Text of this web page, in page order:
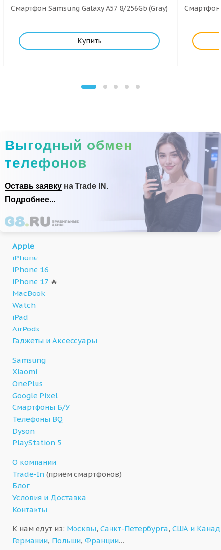
Смартфон Samsung Galaxy A57 8/256Gb (Gray)
Купить
Смартфон
Выгодный обмен
телефонов
Оставь заявку на Trade IN.
Подробнее...
Apple
iPhone
iPhone 16
iPhone 17 🔥
MacBook
Watch
iPad
AirPods
Гаджеты и Аксессуары
Samsung
Xiaomi
OnePlus
Google Pixel
Смартфоны Б/У
Телефоны BQ
Dyson
PlayStation 5
О компании
Trade-In (приём смартфонов)
Блог
Условия и Доставка
Контакты
К нам едут из: Москвы, Санкт-Петербурга, США и
Германии, Польши, Франции…